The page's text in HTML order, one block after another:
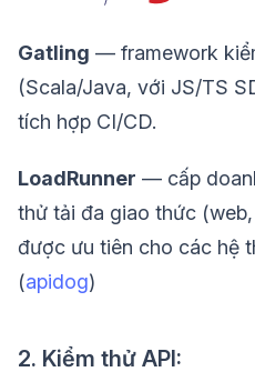
Gatling — framework
(Scala/Java, với JS/TS
tích hợp CI/CD.
LoadRunner — cấp
thử tải đa giao thức
được ưu tiên cho các hệ
(apidog)
2. Kiểm thử API: